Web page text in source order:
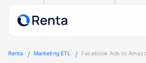
Renta Marketing ETL Facebook Ads to